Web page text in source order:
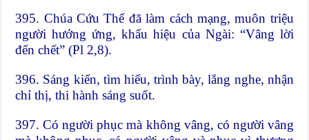
395. Chúa Cứu Thế đã làm cách mạng, muôn triệu
người hưởng ứng, khẩu hiệu của Ngài: “Vâng lời
đến chết” (Pl 2,8).
396. Sáng kiến, tìm hiểu, trình bày, lắng nghe, nhận
chỉ thị, thi hành sáng suốt.
397. Có người phục mà không vâng, có người vâng